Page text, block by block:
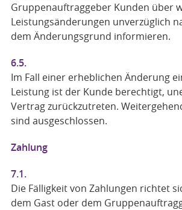
Gruppenauftraggeber Kunden über
Leistungsänderungen unverzüglich
dem Änderungsgrund informieren.
6.5.
Im Fall einer erheblichen Änderung
Leistung ist der Kunde berechtigt,
Vertrag zurückzutreten.
sind ausgeschlossen.
Zahlung
7.1.
Die Fälligkeit von Zahlungen richtet
dem Gast oder dem